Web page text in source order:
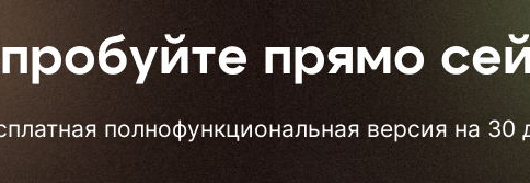
прямо
полнофункциональная версия на 30